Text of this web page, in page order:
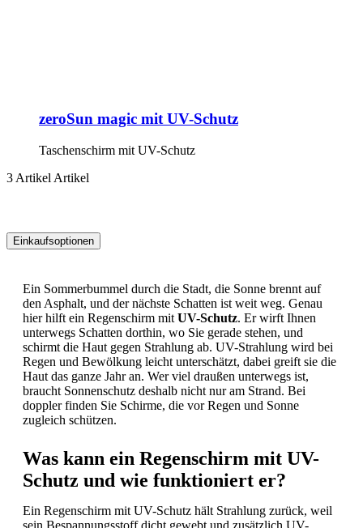
Einkaufsoptionen
Produktliste
springen
zeroSun magic mit UV-Schutz
Taschenschirm mit UV-Schutz
3 Artikel Artikel
Ein Sommerbummel durch die Stadt, die Sonne brennt auf
den Asphalt, und der nächste Schatten ist weit weg. Genau
hier hilft ein Regenschirm mit UV-Schutz. Er wirft Ihnen
unterwegs Schatten dorthin, wo Sie gerade stehen, und
schirmt die Haut gegen Strahlung ab. UV-Strahlung wird bei
Regen und Bewölkung leicht unterschätzt, dabei greift sie die
Haut das ganze Jahr an. Wer viel draußen unterwegs ist,
braucht Sonnenschutz deshalb nicht nur am Strand. Bei
doppler finden Sie Schirme, die vor Regen und Sonne
zugleich schützen.
Was kann ein Regenschirm mit UV-
Schutz und wie funktioniert er?
Ein Regenschirm mit UV-Schutz hält Strahlung zurück, weil